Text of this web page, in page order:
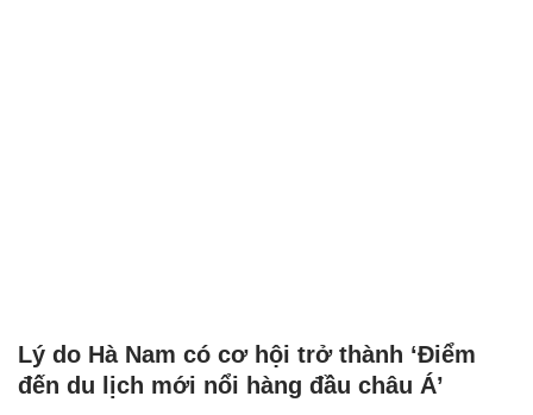
Lý do Hà Nam có cơ hội trở thành ‘Điểm
đến du lịch mới nổi hàng đầu châu Á’